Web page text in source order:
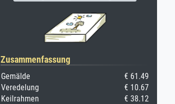
Zusammenfassung
Gemälde
€ 61.49
Veredelung
€ 10.67
Keilrahmen
€ 38.12